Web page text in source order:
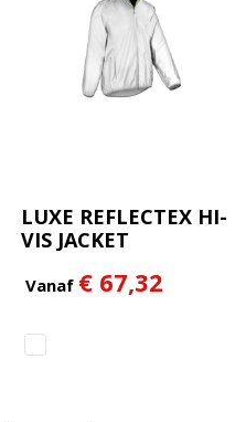
LUXE REFLECTEX HI-
VIS JACKET
Vanaf € 67,32